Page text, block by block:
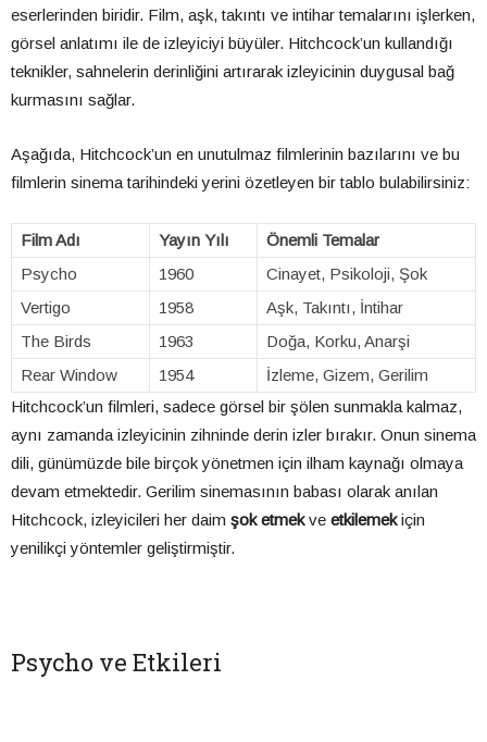
eserlerinden biridir. Film, aşk, takıntı ve intihar temalarını işlerken,
görsel anlatımı ile de izleyiciyi büyüler. Hitchcock’un kullandığı
teknikler, sahnelerin derinliğini artırarak izleyicinin duygusal bağ
kurmasını sağlar.
Aşağıda, Hitchcock’un en unutulmaz filmlerinin bazılarını ve bu
filmlerin sinema tarihindeki yerini özetleyen bir tablo bulabilirsiniz:
Film Adı Yayın Yılı
Önemli Temalar
Psycho
1960
Cinayet, Psikoloji, Şok
Vertigo
1958
Aşk, Takıntı, İntihar
The Birds
1963
Doğa, Korku, Anarşi
Rear Window
1954
İzleme, Gizem, Gerilim
Hitchcock’un filmleri, sadece görsel bir şölen sunmakla kalmaz,
aynı zamanda izleyicinin zihninde derin izler bırakır. Onun sinema
dili, günümüzde bile birçok yönetmen için ilham kaynağı olmaya
devam etmektedir. Gerilim sinemasının babası olarak anılan
Hitchcock, izleyicileri her daim şok etmekve etkilemekiçin
yenilikçi yöntemler geliştirmiştir.
Psycho ve Etkileri